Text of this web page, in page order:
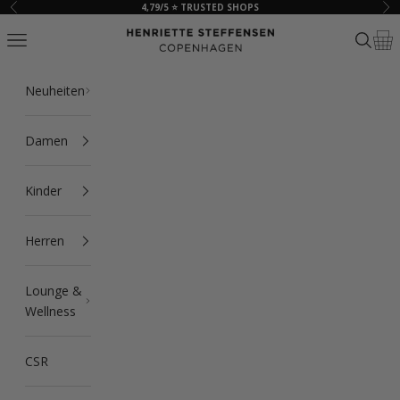
Zum Inhalt springen
Zurück 4,79/5 ⭐ TRUSTED SHOPS Vor
HSCPH
Navigationsmenü öffnen Suche
Neuheiten
Damen
Kinder
Herren
Lounge &
Wellness
CSR